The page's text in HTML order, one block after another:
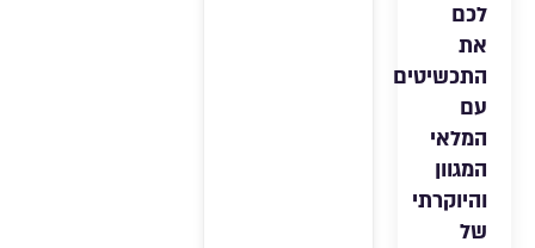
לכם
את
התכשיטים
עם
המלאי
המגוון
והיוקרתי
של